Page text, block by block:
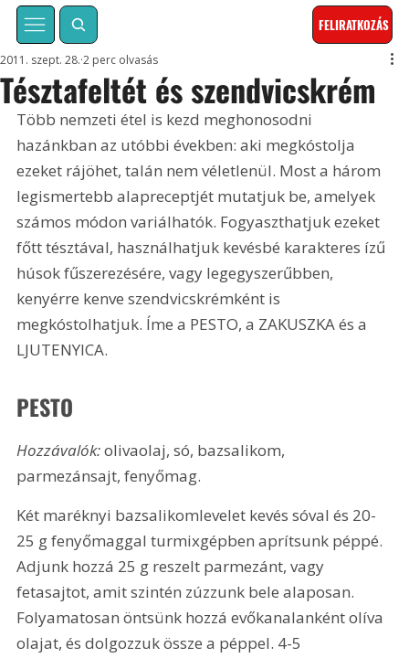
FELIRATKOZÁS
Tésztafeltét és szendvicskrém
2011. szept. 28. 2 perc olvasás
Több nemzeti étel is kezd meghonosodni
hazánkban az utóbbi években: aki megkóstolja
ezeket rájöhet, talán nem véletlenül. Most a három
legismertebb alapreceptjét mutatjuk be, amelyek
számos módon variálhatók. Fogyaszthatjuk ezeket
főtt tésztával, használhatjuk kevésbé karakteres ízű
húsok fűszerezésére, vagy legegyszerűbben,
kenyérre kenve szendvicskrémként is
megkóstolhatjuk. Íme a PESTO, a ZAKUSZKA és a
LJUTENYICA.
PESTO
Hozzávalók: olivaolaj, só, bazsalikom,
parmezánsajt, fenyőmag.
Két maréknyi bazsalikomlevelet kevés sóval és 20-
25 g fenyőmaggal turmixgépben aprítsunk péppé.
Adjunk hozzá 25 g reszelt parmezánt, vagy
fetasajtot, amit szintén zúzzunk bele alaposan.
Folyamatosan öntsünk hozzá evőkanalanként olíva
olajat, és dolgozzuk össze a péppel. 4-5